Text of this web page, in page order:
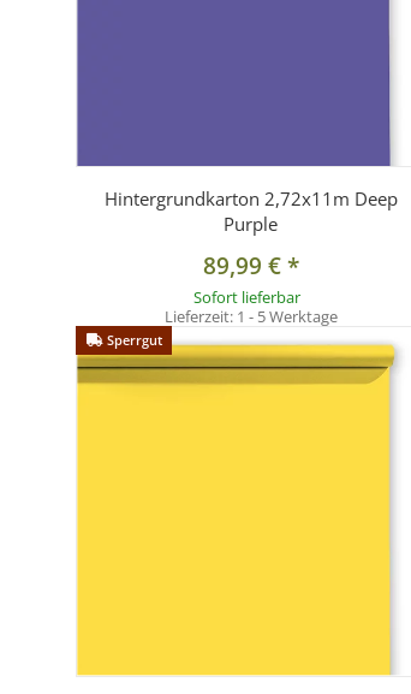
Hintergrundkarton 2,72x11m Deep
Purple
89,99 €*
Sofort lieferbar
Lieferzeit: 1 - 5 Werktage
Sperrgut